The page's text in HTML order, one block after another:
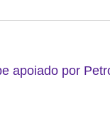
apoiado por